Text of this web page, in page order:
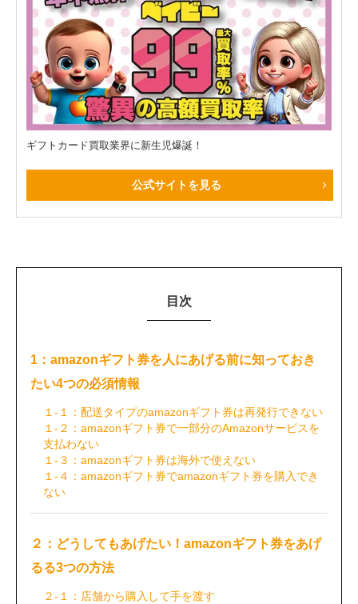
ギフトカード買取業界に新生児爆誕！
公式サイトを見る
目次
1：amazonギフト券を人にあげる前に知っておき
たい4つの必須情報
１-１：配送タイプのamazonギフト券は再発行できない
１-２：amazonギフト券で一部分のAmazonサービスを
支払わない
１-３：amazonギフト券は海外で使えない
１-４：amazonギフト券でamazonギフト券を購入でき
ない
２：どうしてもあげたい！amazonギフト券をあげ
るる3つの方法
２-１：店舗から購入して手を渡す